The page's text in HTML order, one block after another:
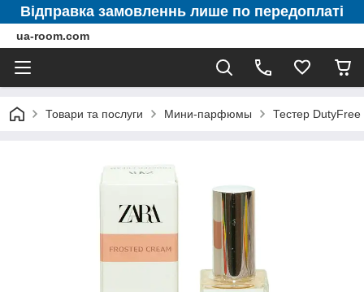
Відправка замовленнь лише по передоплаті
ua-room.com
Товари та послуги Мини-парфюмы Тестер